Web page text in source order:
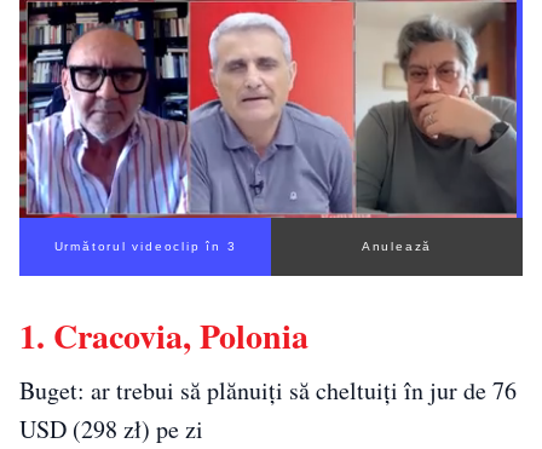
Următorul videoclip în 2 Anulează
1. Cracovia, Polonia
Buget: ar trebui să plănuiți să cheltuiți în jur de 76
USD (298 zł) pe zi